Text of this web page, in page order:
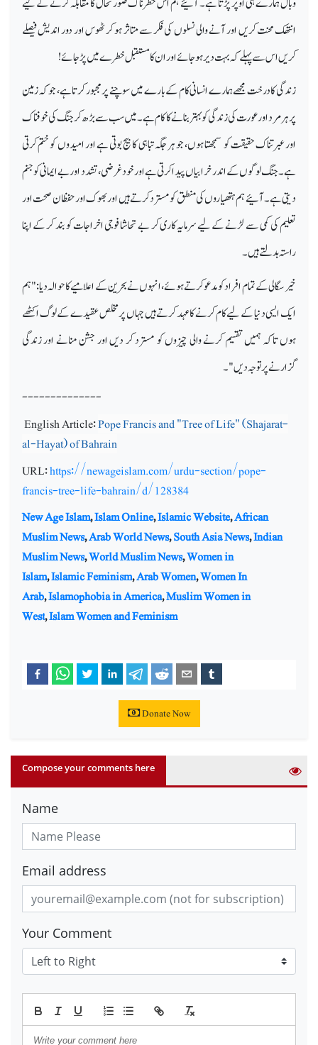
انتھک محنت کریں اور آنے والی نسلوں کی فکر سے متاثر ہو کر ٹھوس اور دور اندیش فیصلے
کریں اس سے پہلے کہ بہت دیر ہو جائے اور ان کا مستقبل خطرے میں پڑ جائے!
زندگی کا درخت مجھے ہمارے انسانی کام کے بارے میں سوچنے پر مجبور کرتا ہے، جو کہ زمین
پر ہر مرد اور عورت کی زندگی کو بہتر بنانے کا کام ہے۔ میں سب سے بڑھ کر جنگ کی خوفناک
اور عبرتناک حقیقت کو سمجھتا ہوں، جو ہر جگہ تباہی کا بیج بوتی ہے اور امیدوں کو ختم کرتی
ہے۔ جنگ لوگوں کے اندر خرابیاں پیدا کرتی ہے اور خود غرضی، تشدد اور بے ایمانی کو جنم
دیتی ہے۔ آئیے ہم ہتھیاروں کی منطق کو مسترد کرتے ہیں اور بھوک اور حفظان صحت اور
تعلیم کی کمی سے لڑنے کے لیے سرمایہ کاری کر بے تحاشا فوجی اخراجات کو بند کر کے اپنا
راستہ بدلتے ہیں۔
خیر سگالی کے تمام افراد کو مدعو کرتے ہوئے، انہوں نے بحرین کے اعلامیے کا حوالہ دیا: "ہم
ایک ایسی دنیا کے لیے کام کرنے کا عہد کرتے ہیں جہاں پر مخلص عقیدے کے لوگ اکٹھے
ہوں تاکہ ہمیں تقسیم کرنے والی چیزوں کو مسترد کر دیں اور جشن منانے اور زندگی
گزارنے پر توجہ دیں"۔
--------------
English Article:Pope Francis and "Tree of Life" (Shajarat-
al-Hayat) of Bahrain
URL:https://newageislam.com/urdu-section/pope-
francis-tree-life-bahrain/d/128384
New Age Islam,Islam Online,Islamic Website,African
Muslim News,Arab World News,South Asia News,Indian
Muslim News,World Muslim News,Women in
Islam,Islamic Feminism,Arab Women,Women In
Arab,Islamophobia in America,Muslim Women in
West,Islam Women and Feminism
Donate Now
Compose your comments here
Name
Email address
Your Comment